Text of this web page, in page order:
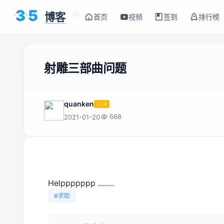
< />
35 博客 首页 视频 签到 排行榜
射雕三部曲问题
quanken LV4
2021-01-20 668
Helppppppp ........
#求助